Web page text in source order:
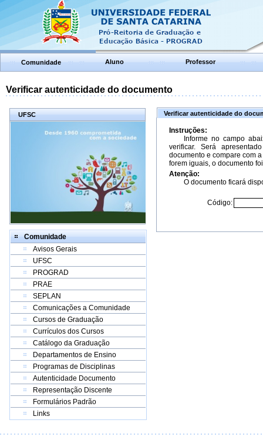
Comunidade Aluno Professor
Verificar autenticidade do documento
UFSC
Comunidade
Avisos Gerais
UFSC
PROGRAD
PRAE
SEPLAN
Comunicações a Comunidade
Cursos de Graduação
Currículos dos Cursos
Catálogo da Graduação
Departamentos de Ensino
Programas de Disciplinas
Autenticidade Documento
Representação Discente
Formulários Padrão
Links
Verificar autenticidade do
Instruções:
Informe no campo
verificar. Será
documento e compare com
forem iguais, o documento
Atenção:
O documento ficará
Código: